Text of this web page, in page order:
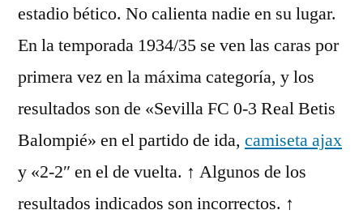
estadio bético. No calienta nadie en su lugar.
En la temporada 1934/35 se ven las caras por
primera vez en la máxima categoría, y los
resultados son de «Sevilla FC 0-3 Real Betis
Balompié» en el partido de ida, camiseta ajax
y «2-2″ en el de vuelta. ↑ Algunos de los
resultados indicados son incorrectos. ↑